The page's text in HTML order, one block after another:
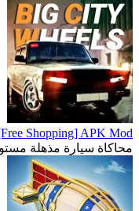
Shopping] APK Mod
محاكاة سيارة مذهلة